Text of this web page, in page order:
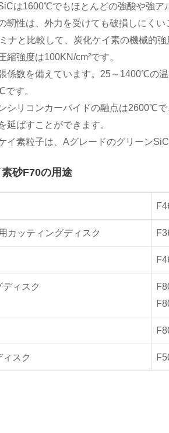
は1600℃でもほとんどの強酸や強ア
靭性は、外力を受けても破損しにく
ナと比較して、炭化ケイ素の機械的
強度は100KN/cm²です。
係数を備えています。25～1400℃の
す。
シリコンカーバイドの融点は2600℃
延ばすことができます。
イ素粒子は、Aグレードのグリーン
砂F70の用途
カッティングディスク
ィスク
スク